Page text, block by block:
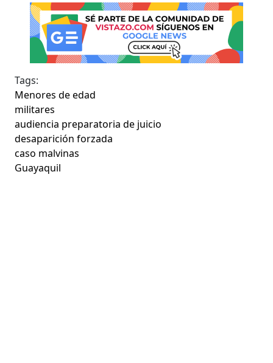
Tags:
Menores de edad
militares
audiencia preparatoria de juicio
desaparición forzada
caso malvinas
Guayaquil